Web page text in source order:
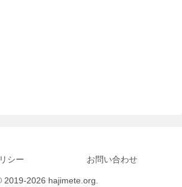
シー お問い合わせ
2019-2026 hajimete.org.